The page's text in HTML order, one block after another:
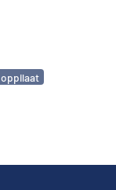
oppilaat